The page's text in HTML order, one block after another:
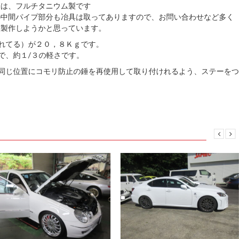
、フルチタニウム製です
間パイプ部分も冶具は取ってありますので、お問い合わせなど多く
作しようかと思っています。
る）が２０，８Ｋｇです。
約１/３の軽さです。
じ位置にコモリ防止の錘を再使用して取り付けれるよう、ステーをつ